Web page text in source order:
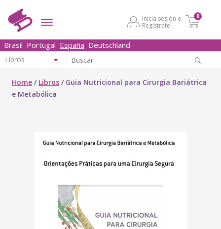
Inicia sesión o
Regístrate
0
Brasil Portugal España Deutschland
Home / Libros / Guia Nutricional para Cirurgia Bariátrica
e Metabólica